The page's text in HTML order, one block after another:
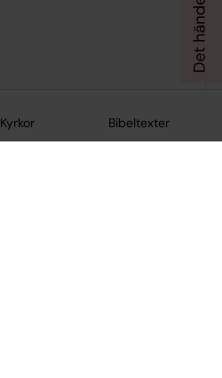
Kyrkor Bibeltexter